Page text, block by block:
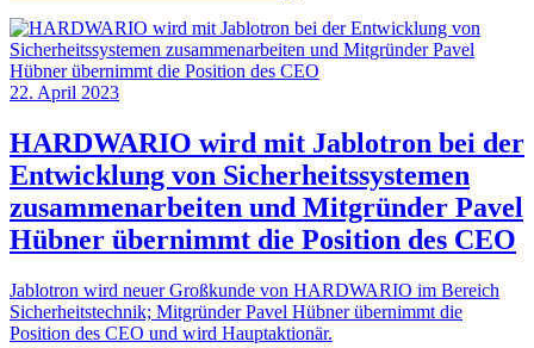
22. April 2023
HARDWARIO wird mit Jablotron bei der
Entwicklung von Sicherheitssystemen
zusammenarbeiten und Mitgründer Pavel
Hübner übernimmt die Position des CEO
Jablotron wird neuer Großkunde von HARDWARIO im Bereich
Sicherheitstechnik; Mitgründer Pavel Hübner übernimmt die
Position des CEO und wird Hauptaktionär.